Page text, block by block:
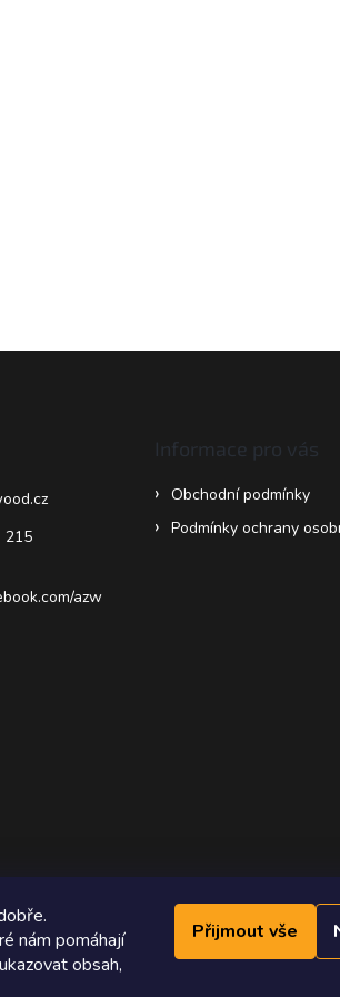
nám pomáhají
obsah,
Přijmout vše
215
azw
Informace pro vás
Obchodní podmínky
Podmínky ochrany